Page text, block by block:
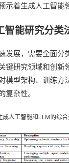
示着生成人工智能
智能研究分类
发展，需要全面分
键研究领域和创新
模型架构、训练方
复杂性。
成人工智能和LLM的综